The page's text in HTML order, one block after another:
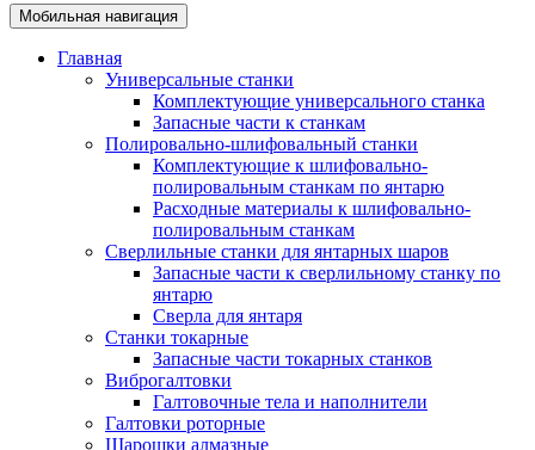
Мобильная навигация
Главная
Универсальные станки
Комплектующие универсального станка
Запасные части к станкам
Полировально-шлифовальный станки
Комплектующие к шлифовально-
полировальным станкам по янтарю
Расходные материалы к шлифовально-
полировальным станкам
Сверлильные станки для янтарных шаров
Запасные части к сверлильному станку по
янтарю
Сверла для янтаря
Станки токарные
Запасные части токарных станков
Виброгалтовки
Галтовочные тела и наполнители
Галтовки роторные
Шарошки алмазные